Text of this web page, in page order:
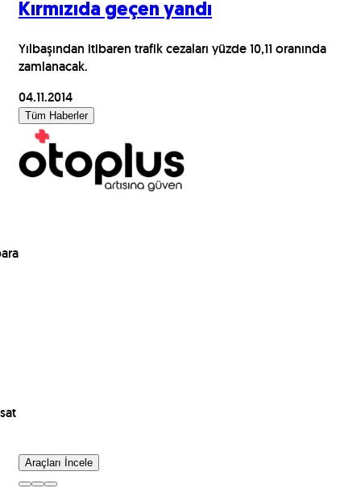
Kırmızıda geçen yandı
Yılbaşından itibaren trafik cezaları yüzde 10,11 oranında
zamlanacak.
04.11.2014
Tüm Haberler
Araçları İncele